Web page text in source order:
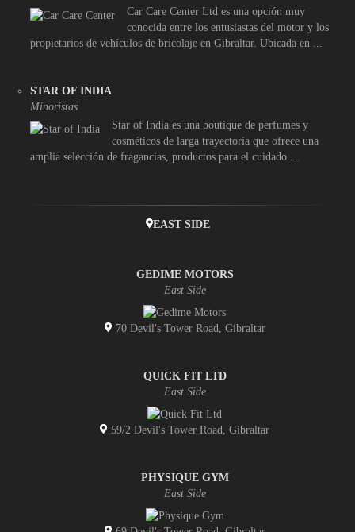
Car Care Center Ltd es una opción muy
conocida entre los entusiastas del motor y los
propietarios de vehículos de bricolaje en Gibraltar. Ubicada en ...
STAR OF INDIA
Minoristas
Star of India es una boutique de perfumes y
cosméticos de larga trayectoria que ofrece una
amplia selección de fragancias, productos para el cuidado ...
EAST SIDE
GEDIME MOTORS
East Side
70 Devil's Tower Road, Gibraltar
QUICK FIT LTD
East Side
59/2 Devil's Tower Road, Gibraltar
PHYSIQUE GYM
East Side